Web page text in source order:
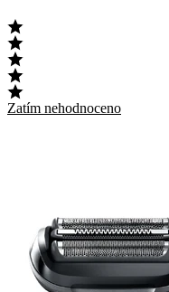
Zatím nehodnoceno